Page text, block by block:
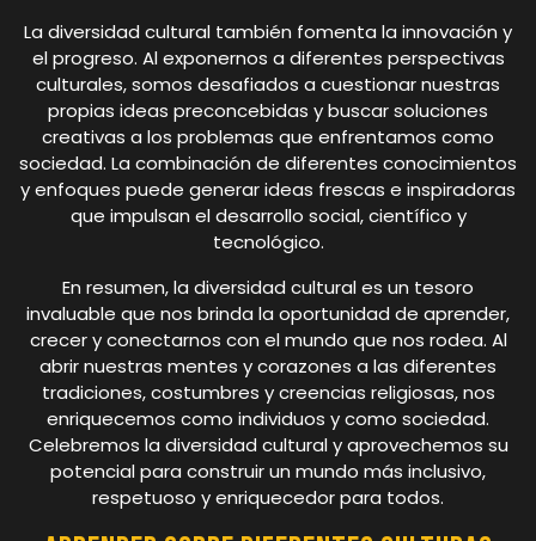
La diversidad cultural también fomenta la innovación y
el progreso. Al exponernos a diferentes perspectivas
culturales, somos desafiados a cuestionar nuestras
propias ideas preconcebidas y buscar soluciones
creativas a los problemas que enfrentamos como
sociedad. La combinación de diferentes conocimientos
y enfoques puede generar ideas frescas e inspiradoras
que impulsan el desarrollo social, científico y
tecnológico.
En resumen, la diversidad cultural es un tesoro
invaluable que nos brinda la oportunidad de aprender,
crecer y conectarnos con el mundo que nos rodea. Al
abrir nuestras mentes y corazones a las diferentes
tradiciones, costumbres y creencias religiosas, nos
enriquecemos como individuos y como sociedad.
Celebremos la diversidad cultural y aprovechemos su
potencial para construir un mundo más inclusivo,
respetuoso y enriquecedor para todos.